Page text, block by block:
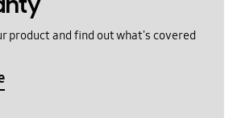
product and find out what's covered